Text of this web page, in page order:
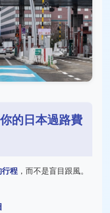
的日本過路費
程 ，而不是盲目跟風。